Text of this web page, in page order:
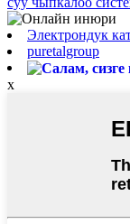
Электрондук
puretalgroup
x